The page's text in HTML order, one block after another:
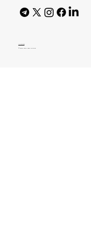
AI Policy
© 2026 High Bar Journal